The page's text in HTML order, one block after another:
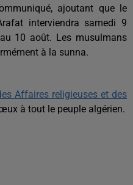
ajoutant que le
interviendra samedi 9
10 août. Les musulmans
à la sunna.
Affaires religieuses et des
à tout le peuple algérien.